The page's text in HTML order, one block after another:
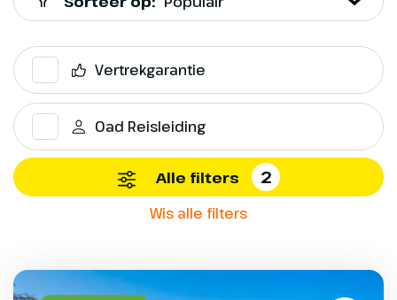
Vertrekgarantie
Oad Reisleiding
Alle filters 2
Wis alle filters